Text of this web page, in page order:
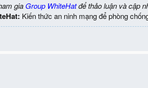
gia Group WhiteHatđể thảo luận và cập
Kiến thức an ninh mạng để phòng